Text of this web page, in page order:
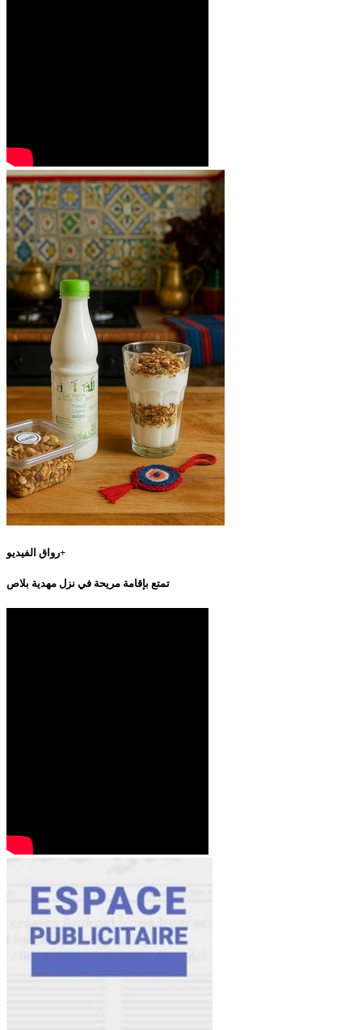
رواق الفيديو+
تمتع بإقامة مريحة في نزل مهدية بلاص